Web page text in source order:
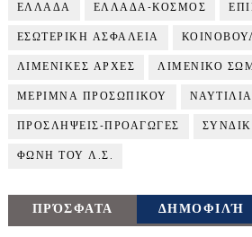
ΕΛΛΑΔΑ ΕΛΛΑΔΑ-ΚΟΣΜΟΣ
ΕΣΩΤΕΡΙΚΗ ΑΣΦΑΛΕΙΑ
ΛΙΜΕΝΙΚΕΣ ΑΡΧΕΣ ΛΙΜΕΝΙΚΟ
ΜΕΡΙΜΝΑ ΠΡΟΣΩΠΙΚΟΥ ΝΑΥΤΙΛΙΑ
ΠΡΟΣΛΗΨΕΙΣ-ΠΡΟΑΓΩΓΕΣ
ΦΩΝΗ ΤΟΥ Λ.Σ.
ΠΡΌΣΦΑΤΑ ΔΗΜΟΦΙΛΉ